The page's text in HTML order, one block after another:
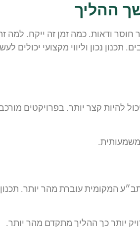
ההליך
ודאות. כמה זמן זה ייקח. למה
נכון וליווי מקצועי יכולים
להיות קצר יותר. בפרויקטים
המקומית עוברת מהר יותר.
יותר כך ההליך מתקדם מהר יותר.